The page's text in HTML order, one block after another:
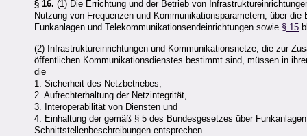
§ 16. (1) Die Errichtung und der Betrieb von
Nutzung von Frequenzen und Kommunikationsparametern, über
Funkanlagen und Telekommunikationsendeinrichtungen sowie § 15
(2) Infrastruktureinrichtungen und Kommunikationsnetze, die zur
öffentlichen Kommunikationsdienstes bestimmt sind, müssen in
die
1. Sicherheit des Netzbetriebes,
2. Aufrechterhaltung der Netzintegrität,
3. Interoperabilität von Diensten und
4. Einhaltung der gemäß § 5 des Bundesgesetzes über
Schnittstellenbeschreibungen entsprechen.